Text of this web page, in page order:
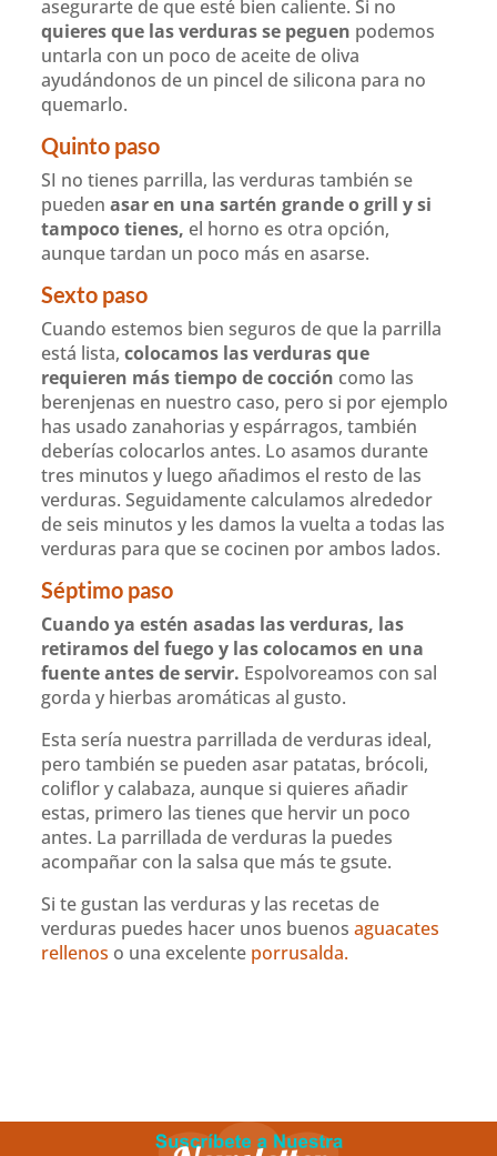
asegurarte de que esté bien caliente. Si no
quieres que las verduras se peguen podemos
untarla con un poco de aceite de oliva
ayudándonos de un pincel de silicona para no
quemarlo.
Quinto paso
SI no tienes parrilla, las verduras también se
puedenasar en una sartén grande o grill y si
tampoco tienes, el horno es otra opción,
aunque tardan un poco más en asarse.
Sexto paso
Cuando estemos bien seguros de que la parrilla
está lista,colocamos las verduras que
requieren más tiempo de cocción como las
berenjenas en nuestro caso, pero si por ejemplo
has usado zanahorias y espárragos, también
deberías colocarlos antes. Lo asamos durante
tres minutos y luego añadimos el resto de las
verduras. Seguidamente calculamos alrededor
de seis minutos y les damos la vuelta a todas las
verduras para que se cocinen por ambos lados.
Séptimo paso
Cuando ya estén asadas las verduras, las
retiramos del fuego y las colocamos en una
fuente antes de servir. Espolvoreamos con sal
gorda y hierbas aromáticas al gusto.
Esta sería nuestra parrillada de verduras ideal,
pero también se pueden asar patatas, brócoli,
coliflor y calabaza, aunque si quieres añadir
estas, primero las tienes que hervir un poco
antes. La parrillada de verduras la puedes
acompañar con la salsa que más te gsute.
Si te gustan las verduras y las recetas de
verduras puedes hacer unos buenosaguacates
rellenos o una excelente porrusalda.